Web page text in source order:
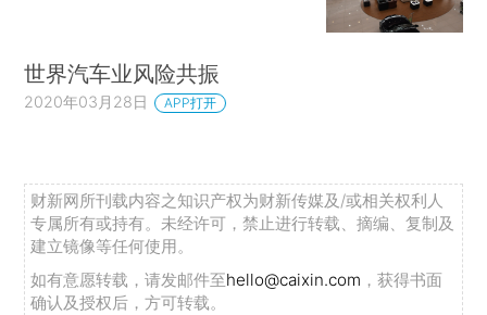
世界汽车业风险共振
2020年03月28日 APP打开
财新网所刊载内容之知识产权为财新传媒及/或相关权利人
专属所有或持有。未经许可，禁止进行转载、摘编、复制及
建立镜像等任何使用。
如有意愿转载，请发邮件至hello@caixin.com ，获得书面
确认及授权后，方可转载。